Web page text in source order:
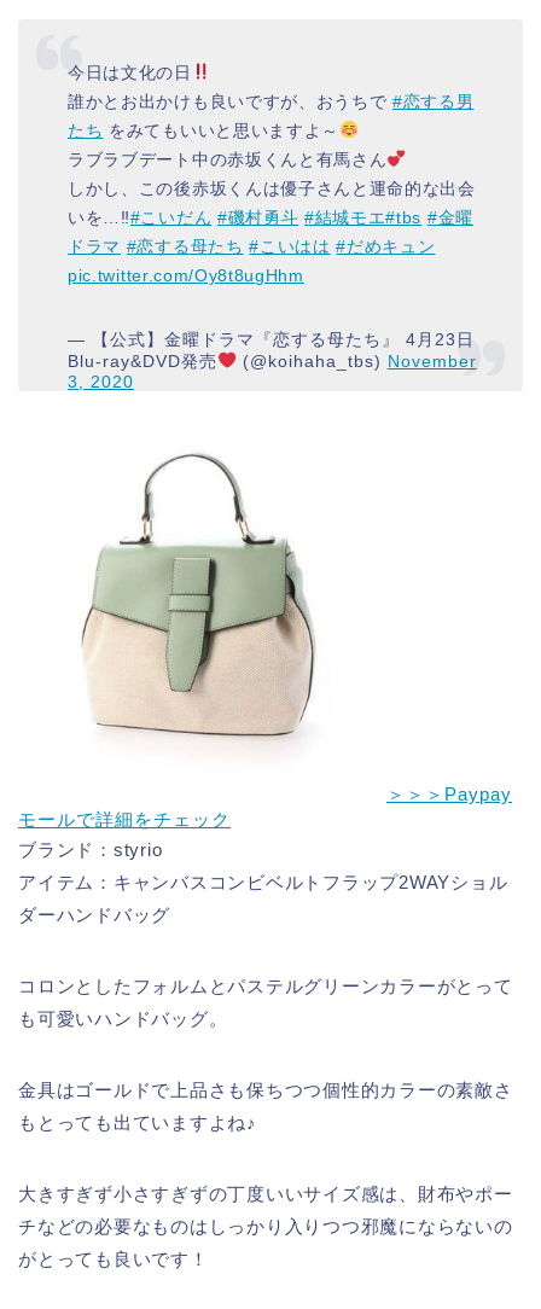
今日は文化の日
誰かとお出かけも良いですが、おうちで#恋する男
たち をみてもいいと思いますよ～
ラブラブデート中の赤坂くんと有馬さん
しかし、この後赤坂くんは優子さんと運命的な出会
いを…‼︎#こいだん #磯村勇斗 #結城モエ#tbs #金曜
ドラマ #恋する母たち #こいはは #だめキュン
pic.twitter.com/Oy8t8ugHhm
— 【公式】金曜ドラマ『恋する母たち』 4月23日
Blu-ray&DVD発売
(@koihaha_tbs) November
3, 2020
＞＞＞Paypay
モールで詳細をチェック
ブランド：styrio
アイテム：キャンバスコンビベルトフラップ2WAYショル
ダーハンドバッグ
コロンとしたフォルムとパステルグリーンカラーがとって
も可愛いハンドバッグ。
金具はゴールドで上品さも保ちつつ個性的カラーの素敵さ
もとっても出ていますよね♪
大きすぎず小さすぎずの丁度いいサイズ感は、財布やポー
チなどの必要なものはしっかり入りつつ邪魔にならないの
がとっても良いです！